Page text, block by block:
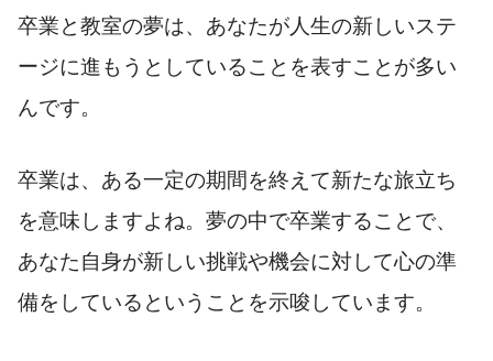
卒業と教室の夢は、あなたが人生の新しいステ
ージに進もうとしていることを表すことが多い
んです。
卒業は、ある一定の期間を終えて新たな旅立ち
を意味しますよね。夢の中で卒業することで、
あなた自身が新しい挑戦や機会に対して心の準
備をしているということを示唆しています。